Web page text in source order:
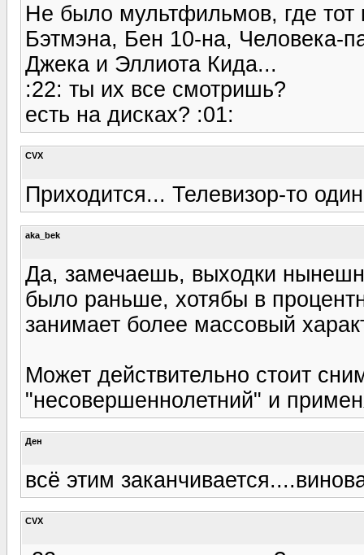
Не было мультфильмов, где тот
Бэтмэна, Бен 10-на, Человека-
Джека и Эллиота Кида...
:22: ты их все смотришь?
есть на дисках? :01:
CVX
Приходится... Телевизор-то
aka_bek
Да, замечаешь, выходки
было раньше, хотябы в
занимает более массовый
Может действительно стоит
"несовершеннолетний" и
Ден
всё этим
CVX